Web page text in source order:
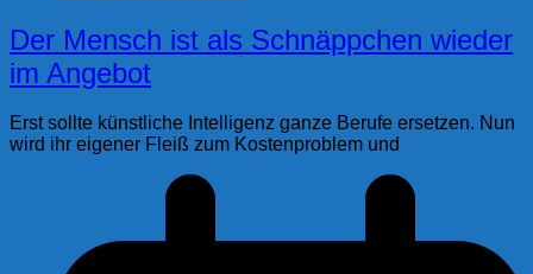
Der Mensch ist als Schnäppchen wieder
im Angebot
Erst sollte künstliche Intelligenz ganze Berufe ersetzen. Nun
wird ihr eigener Fleiß zum Kostenproblem und